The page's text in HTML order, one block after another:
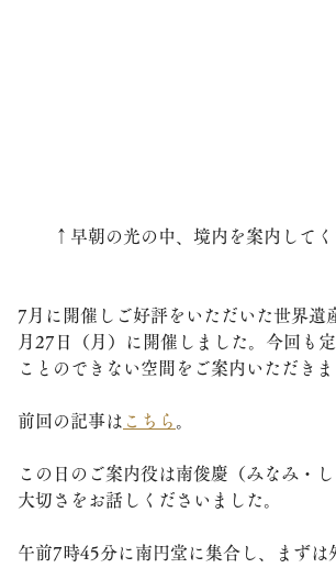
↑早朝の光の中、境内を案内してく
7月に開催しご好評をいただいた世界遺
月27日（月）に開催しました。今回も
ことのできない空間をご案内いただきま
前回の記事は こちら
この日のご案内役は南俊慶（みなみ・
大切さをお話しくださいました。
午前7時45分に南円堂に集合し、まず